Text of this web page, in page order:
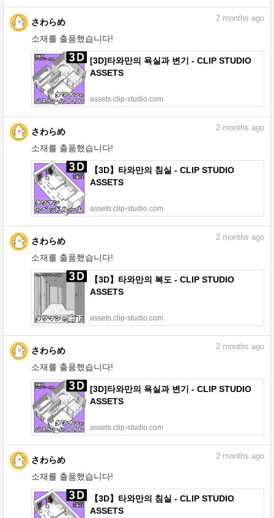
さわらめ
소재를 출품했습니다!
2 months ago
[3D]타와만의 욕실과 변기 - CLIP STUDIO
ASSETS
assets.clip-studio.com
さわらめ
소재를 출품했습니다!
2 months ago
【3D】타와만의 침실 - CLIP STUDIO
ASSETS
assets.clip-studio.com
さわらめ
소재를 출품했습니다!
2 months ago
【3D】타와만의 복도 - CLIP STUDIO
ASSETS
assets.clip-studio.com
さわらめ
소재를 출품했습니다!
2 months ago
[3D]타와만의 욕실과 변기 - CLIP STUDIO
ASSETS
assets.clip-studio.com
さわらめ
소재를 출품했습니다!
2 months ago
【3D】타와만의 침실 - CLIP STUDIO
ASSETS